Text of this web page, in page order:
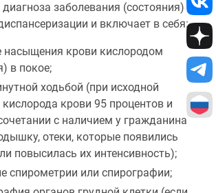
заболевания (состояния) на
и включает в себя:
насыщения крови кислородом
в покое;
ходьбой (при исходной
кислорода крови 95 процентов и
с наличием у гражданина
отеки, которые появились
повысилась их интенсивность);
спирометрии или спирографии;